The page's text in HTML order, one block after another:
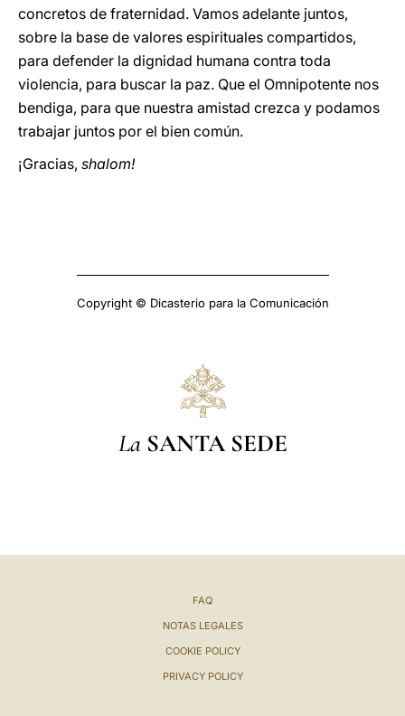
concretos de fraternidad. Vamos adelante juntos,
sobre la base de valores espirituales compartidos,
para defender la dignidad humana contra toda
violencia, para buscar la paz. Que el Omnipotente nos
bendiga, para que nuestra amistad crezca y podamos
trabajar juntos por el bien común.
¡Gracias, shalom!
Copyright © Dicasterio para la Comunicación
La SANTA SEDE
FAQ
NOTAS LEGALES
COOKIE POLICY
PRIVACY POLICY